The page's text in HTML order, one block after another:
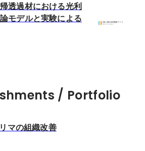
透過材における光利
モデルと実験による
/ Portfolio
マの組織改善